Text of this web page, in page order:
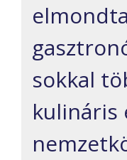
sokkal
kulináris